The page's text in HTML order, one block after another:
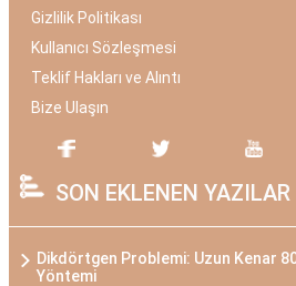
Gizlilik Politikası
Kullanıcı Sözleşmesi
Teklif Hakları ve Alıntı
Bize Ulaşın
SON EKLENEN YAZILAR
Dikdörtgen Problemi: Uzun Kenar
Yöntemi